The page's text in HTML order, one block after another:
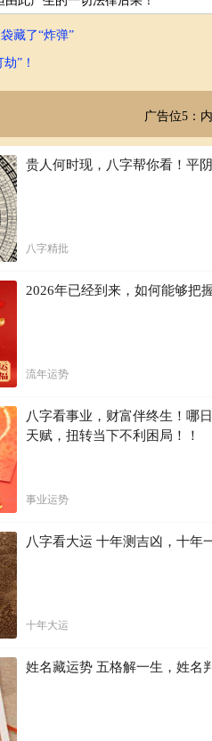
藏了“炸弹”
”！
广告位5：
贵人何时现，八字帮你看！平
八字精批
2026年已经到来，如何能够把
流年运势
八字看事业，财富伴终生！哪
天赋，扭转当下不利困局！！
事业运势
八字看大运 十年测吉凶，十年
十年大运
姓名藏运势 五格解一生，姓名